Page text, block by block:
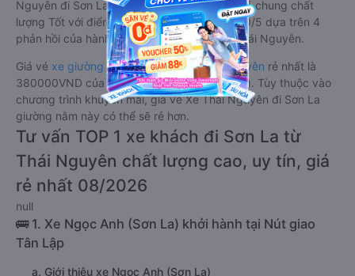
Nguyên đi Sơn La giường nằm được đánh giá chung chất
lượng Tốt với điểm đánh giá trung bình từ 5.0/5 dựa trên 4
phản hồi của hành khách Xe về Sơn La từ Thái Nguyên.
Giá vé xe giường nằm đi Sơn La từ Thái Nguyên rẻ nhất là
380000VND của hãng xe Ngọc Anh (Sơn La). Tùy thuộc vào
chương trình khuyến mãi, giá vé Xe Thái Nguyên đi Sơn La
giường nằm này có thể sẽ rẻ hơn.
Tư vấn TOP 1 xe khách đi Sơn La từ
Thái Nguyên chất lượng cao, uy tín, giá
rẻ nhất 08/2026
null
🚌 1. Xe Ngọc Anh (Sơn La) khởi hành tại Nút giao
Tân Lập
a. Giới thiệu xe Ngọc Anh (Sơn La)